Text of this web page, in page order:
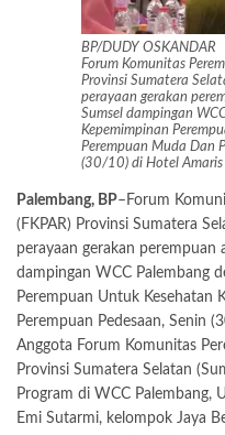
BP/DUDY OSKANDAR
Forum Komunitas
Provinsi Sumatera
perayaan gerakan
Sumsel dampingan
Kepemimpinan
Perempuan Muda Dan
(30/10) di Hotel Amaris
Palembang, BP–Forum
(FKPAR) Provinsi Sumatera
perayaan gerakan perempuan
dampingan WCC Palembang
Perempuan Untuk Kesehatan
Perempuan Pedesaan, Senin
Anggota Forum Komunitas
Provinsi Sumatera Selatan
Program di WCC Palembang,
Emi Sutarmi, kelompok Jaya